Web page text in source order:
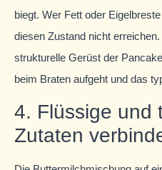
biegt. Wer Fett oder
diesen Zustand nicht
strukturelle Gerüst der
beim Braten aufgeht und das
4. Flüssige und
Zutaten